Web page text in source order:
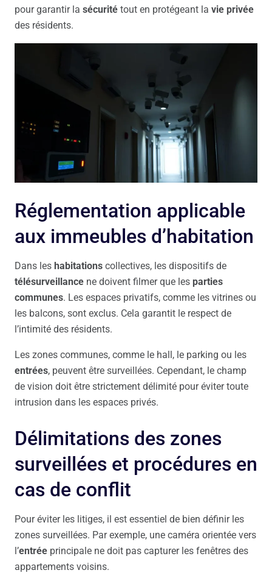
pour garantir la sécurité tout en protégeant la vie privée
des résidents.
Réglementation applicable
aux immeubles d’habitation
Dans les habitations collectives, les dispositifs de
télésurveillance ne doivent filmer que les parties
communes. Les espaces privatifs, comme les vitrines ou
les balcons, sont exclus. Cela garantit le respect de
l’intimité des résidents.
Les zones communes, comme le hall, le parking ou les
entrées, peuvent être surveillées. Cependant, le champ
de vision doit être strictement délimité pour éviter toute
intrusion dans les espaces privés.
Délimitations des zones
surveillées et procédures en
cas de conflit
Pour éviter les litiges, il est essentiel de bien définir les
zones surveillées. Par exemple, une caméra orientée vers
l’entrée principale ne doit pas capturer les fenêtres des
appartements voisins.